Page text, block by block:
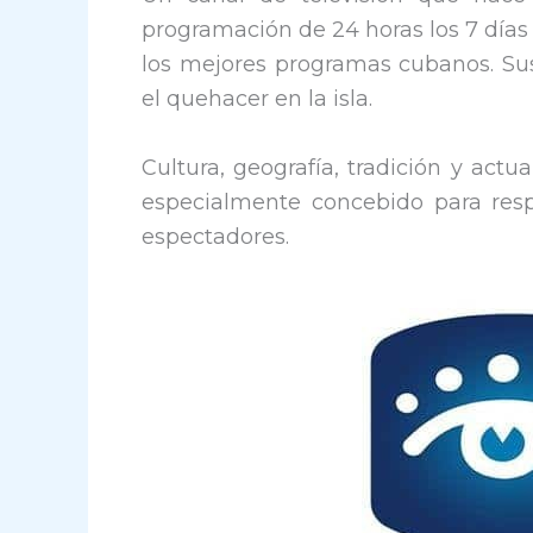
programación de 24 horas los 7
los mejores programas cubanos.
el quehacer en la isla.
Cultura, geografía, tradición y
especialmente concebido para
espectadores.